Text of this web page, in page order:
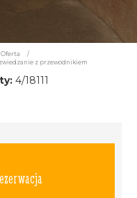
Oferta
/
z przewodnikiem
4/18111